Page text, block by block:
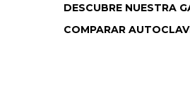
DESCUBRE NUESTRA
COMPARAR